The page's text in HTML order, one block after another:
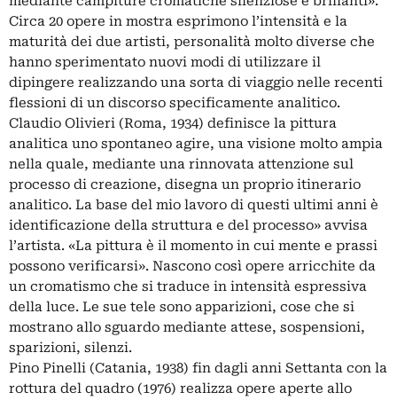
Circa 20 opere in mostra esprimono l’intensità e la
maturità dei due artisti, personalità molto diverse che
hanno sperimentato nuovi modi di utilizzare il
dipingere realizzando una sorta di viaggio nelle recenti
flessioni di un discorso specificamente analitico.
Claudio Olivieri (Roma, 1934) definisce la pittura
analitica uno spontaneo agire, una visione molto ampia
nella quale, mediante una rinnovata attenzione sul
processo di creazione, disegna un proprio itinerario
analitico. La base del mio lavoro di questi ultimi anni è
identificazione della struttura e del processo» avvisa
l’artista. «La pittura è il momento in cui mente e prassi
possono verificarsi». Nascono così opere arricchite da
un cromatismo che si traduce in intensità espressiva
della luce. Le sue tele sono apparizioni, cose che si
mostrano allo sguardo mediante attese, sospensioni,
sparizioni, silenzi.
Pino Pinelli (Catania, 1938) fin dagli anni Settanta con la
rottura del quadro (1976) realizza opere aperte allo